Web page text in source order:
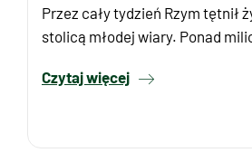
wiary, w którym wzięło
Przez cały tydzień Rzym tętnił
stolicą młodej wiary. Ponad
Czytaj więcej